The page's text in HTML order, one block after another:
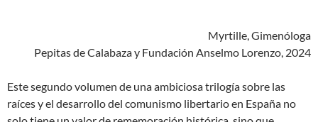
Myrtille, Gimenóloga
Pepitas de Calabaza y Fundación Anselmo Lorenzo, 2024
Este segundo volumen de una ambiciosa trilogía sobre las
raíces y el desarrollo del comunismo libertario en España no